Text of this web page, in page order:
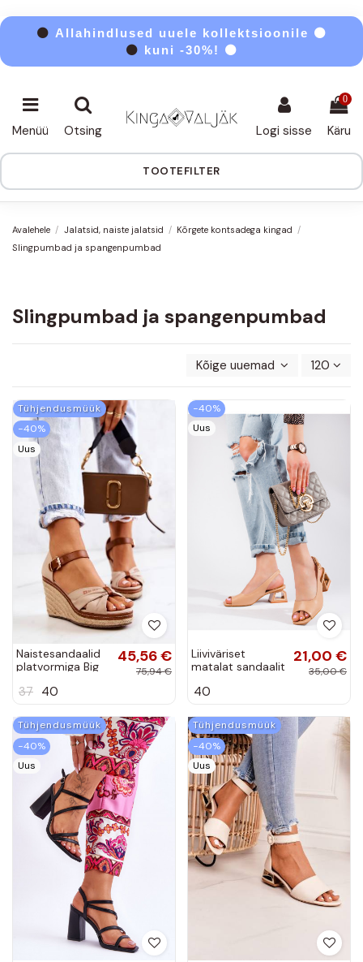
⚫ Allahindlused uuele kollektsioonile ⚫
⚫ kuni -30%! ⚫
Menüü Otsing Logi sisse
0
Käru
TOOTEFILTER
Avalehele Jalatsid, naiste jalatsid
Kõrgete kontsadega kingad
Slingpumbad ja spangenpumbad
Slingpumbad ja spangenpumbad
Kõige uuemad enne 120
Tühjendusmüük
−40%
Uus
Naistesandaalid
platvormiga Big
45,56 €
75,94 €
37 40
−40%
Uus
Liiviväriset
matalat sandaalit
21,00 €
35,00 €
40
Tühjendusmüük
−40%
Uus
Tühjendusmüük
−40%
Uus